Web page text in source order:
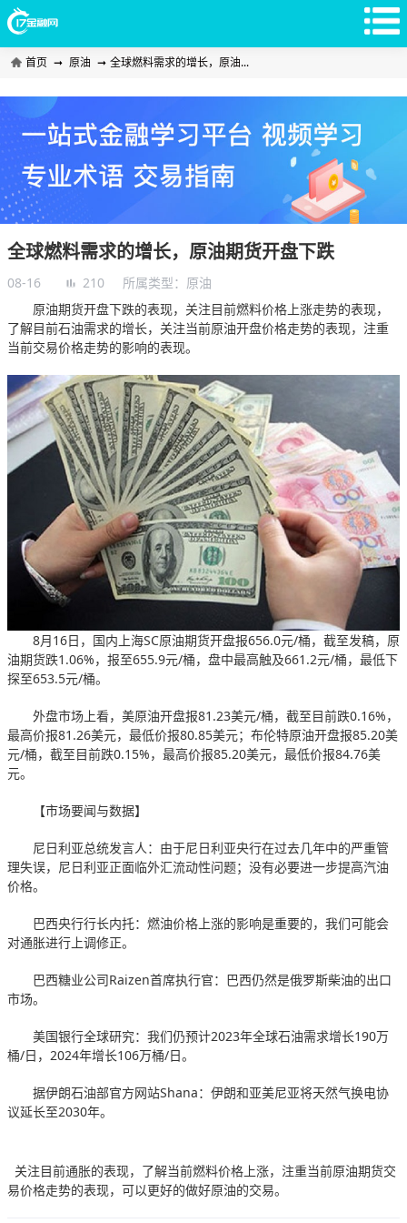
首页 ➞ 原油 ➞ 全球燃料需求的增长，原油...
全球燃料需求的增长，原油期货开盘下跌
08-16 210 所属类型： 原油
原油期货开盘下跌的表现，关注目前燃料价格上涨走势的表现，
了解目前石油需求的增长，关注当前原油开盘价格走势的表现，注重
当前交易价格走势的影响的表现。
8月16日，国内上海SC原油期货开盘报656.0元/桶，截至发稿，原
油期货跌1.06%，报至655.9元/桶，盘中最高触及661.2元/桶，最低下
探至653.5元/桶。
外盘市场上看，美原油开盘报81.23美元/桶，截至目前跌0.16%，
最高价报81.26美元，最低价报80.85美元；布伦特原油开盘报85.20美
元/桶，截至目前跌0.15%，最高价报85.20美元，最低价报84.76美
元。
【市场要闻与数据】
尼日利亚总统发言人：由于尼日利亚央行在过去几年中的严重管
理失误，尼日利亚正面临外汇流动性问题；没有必要进一步提高汽油
价格。
巴西央行行长内托：燃油价格上涨的影响是重要的，我们可能会
对通胀进行上调修正。
巴西糖业公司Raizen首席执行官：巴西仍然是俄罗斯柴油的出口
市场。
美国银行全球研究：我们仍预计2023年全球石油需求增长190万
桶/日，2024年增长106万桶/日。
据伊朗石油部官方网站Shana：伊朗和亚美尼亚将天然气换电协
议延长至2030年。
关注目前通胀的表现，了解当前燃料价格上涨，注重当前原油期货交
易价格走势的表现，可以更好的做好原油的交易。